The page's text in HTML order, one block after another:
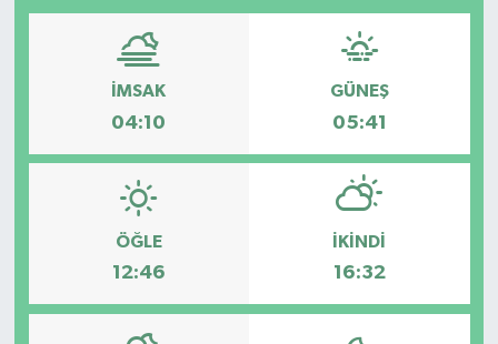
İMSAK
04:10
GÜNEŞ
05:41
ÖĞLE
12:46
İKINDI
16:32
ÖZEL HABER
SAĞLIK
SPOR
TEKNOLOJİ
TİCARET